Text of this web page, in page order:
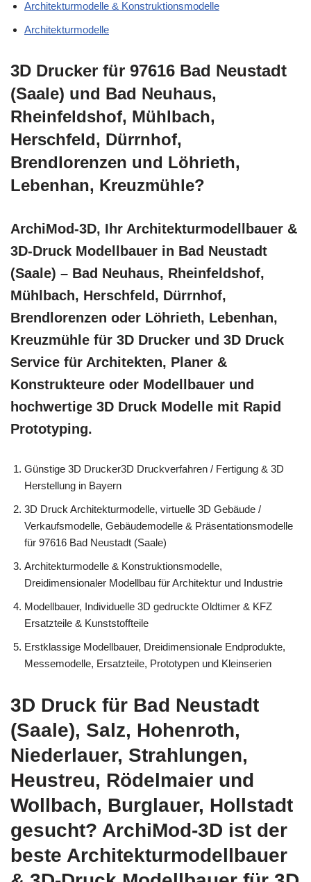
Architekturmodelle & Konstruktionsmodelle
Architekturmodelle
3D Drucker für 97616 Bad Neustadt
(Saale) und Bad Neuhaus,
Rheinfeldshof, Mühlbach,
Herschfeld, Dürrnhof,
Brendlorenzen und Löhrieth,
Lebenhan, Kreuzmühle?
ArchiMod-3D, Ihr Architekturmodellbauer &
3D-Druck Modellbauer in Bad Neustadt
(Saale) – Bad Neuhaus, Rheinfeldshof,
Mühlbach, Herschfeld, Dürrnhof,
Brendlorenzen oder Löhrieth, Lebenhan,
Kreuzmühle für 3D Drucker und 3D Druck
Service für Architekten, Planer &
Konstrukteure oder Modellbauer und
hochwertige 3D Druck Modelle mit Rapid
Prototyping.
Günstige 3D Drucker3D Druckverfahren / Fertigung & 3D
Herstellung in Bayern
3D Druck Architekturmodelle, virtuelle 3D Gebäude /
Verkaufsmodelle, Gebäudemodelle & Präsentationsmodelle
für 97616 Bad Neustadt (Saale)
Architekturmodelle & Konstruktionsmodelle,
Dreidimensionaler Modellbau für Architektur und Industrie
Modellbauer, Individuelle 3D gedruckte Oldtimer & KFZ
Ersatzteile & Kunststoffteile
Erstklassige Modellbauer, Dreidimensionale Endprodukte,
Messemodelle, Ersatzteile, Prototypen und Kleinserien
3D Druck für Bad Neustadt
(Saale), Salz, Hohenroth,
Niederlauer, Strahlungen,
Heustreu, Rödelmaier und
Wollbach, Burglauer, Hollstadt
gesucht? ArchiMod-3D ist der
beste Architekturmodellbauer